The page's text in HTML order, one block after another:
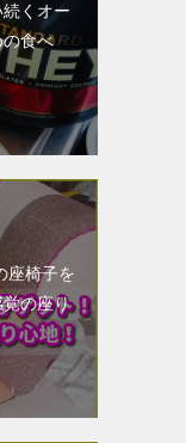
くオー
食べ
座椅子を
の座り